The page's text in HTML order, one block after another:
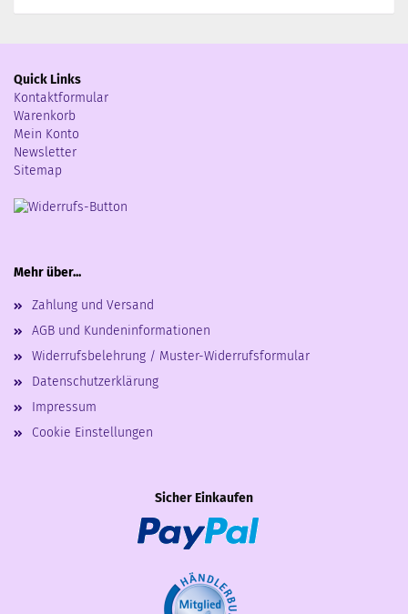
Quick Links
Kontaktformular
Warenkorb
Mein Konto
Newsletter
Sitemap
Mehr über...
Zahlung und Versand
AGB und Kundeninformationen
Widerrufsbelehrung / Muster-Widerrufsformular
Datenschutzerklärung
Impressum
Cookie Einstellungen
Sicher Einkaufen